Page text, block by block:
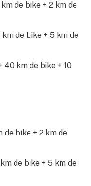
de bike + 2 km de
de bike + 5 km de
40 km de bike + 10
de bike + 2 km de
de bike + 5 km de